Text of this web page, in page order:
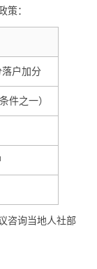
策：
户加分
件之一）
咨询当地人社部